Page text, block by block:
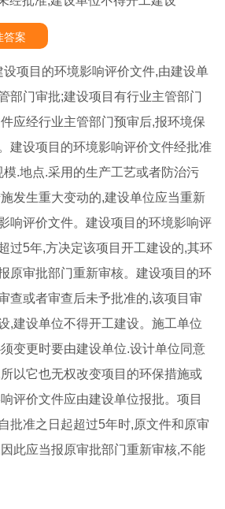
答案
项目的环境影响评价文件,由建设单
部门审批;建设项目有行业主管部门
应经行业主管部门预审后,报环境保
建设项目的环境影响评价文件经批准
模.地点.采用的生产工艺或者防治污
发生重大变动的,建设单位应当重新
响评价文件。建设项目的环境影响评
过5年,方决定该项目开工建设的,其环
原审批部门重新审核。建设项目的环
查或者审查后未予批准的,该项目审
,建设单位不得开工建设。施工单位
变更时要由建设单位.设计单位同意
以它也无权改变项目的环保措施或
评价文件应由建设单位报批。项目
批准之日起超过5年时,原文件和原审
此应当报原审批部门重新审核,不能